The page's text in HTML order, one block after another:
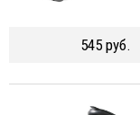
545 руб.